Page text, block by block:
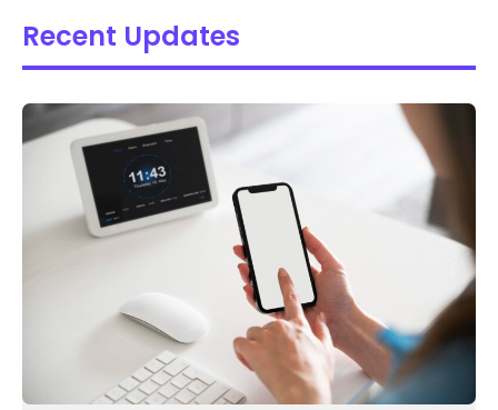
Recent Updates